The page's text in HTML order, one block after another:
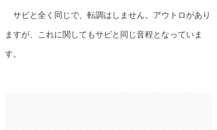
サビと全く同じで、転調はしません。アウトロがあり
ますが、これに関してもサビと同じ音程となっていま
す。